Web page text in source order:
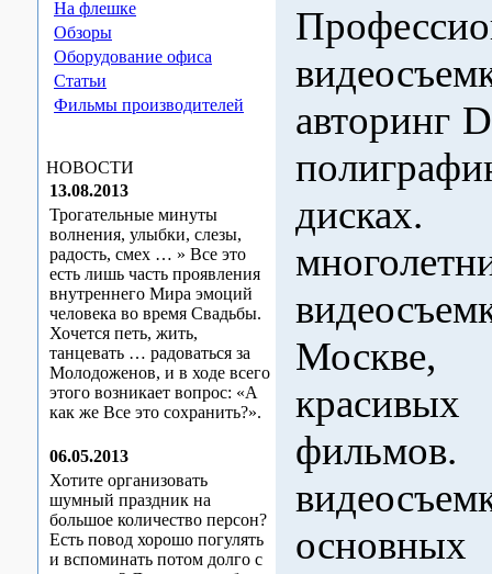
На флешке
Обзоры
Оборудование офиса
Статьи
Фильмы производителей
НОВОСТИ
13.08.2013
Трогательные минуты
волнения, улыбки, слезы,
радость, смех … » Все это
есть лишь часть проявления
внутреннего Мира эмоций
человека во время Свадьбы.
Хочется петь, жить,
танцевать … радоваться за
Молодоженов, и в ходе всего
этого возникает вопрос: «А
как же Все это сохранить?».
06.05.2013
Хотите организовать
шумный праздник на
большое количество персон?
Есть повод хорошо погулять
и вспоминать потом долго с
авторинг
основных